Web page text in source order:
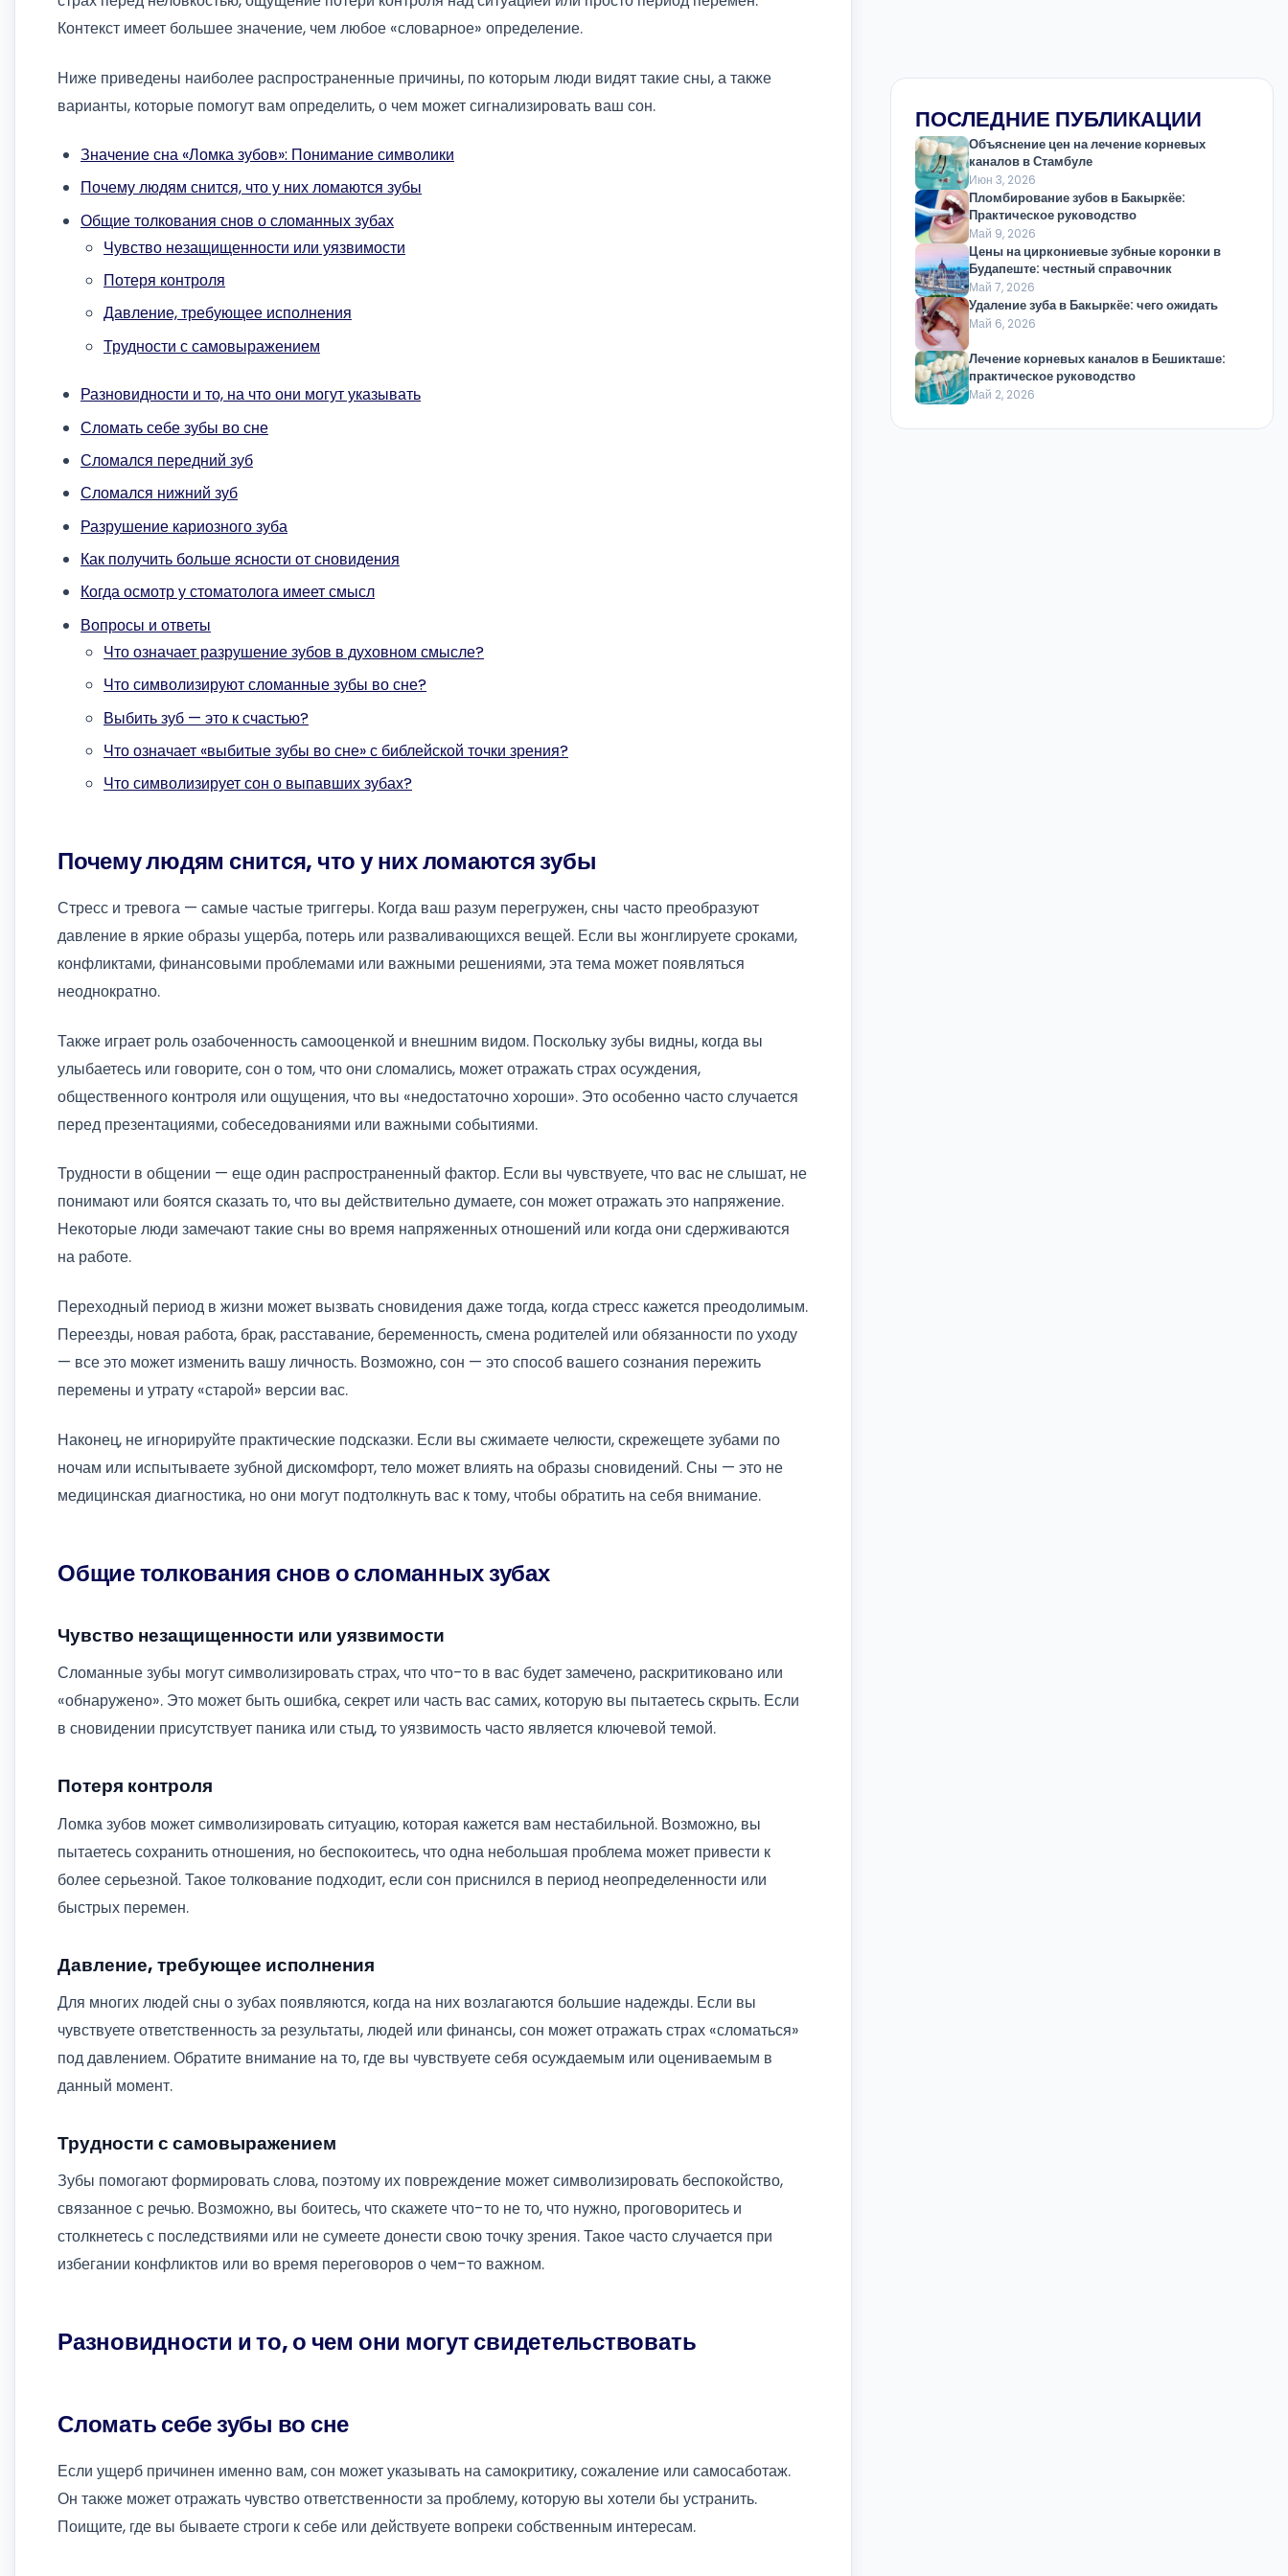
Контекст имеет большее значение, чем любое «словарное» определение.
Ниже приведены наиболее распространенные причины, по которым люди видят такие сны, а также
варианты, которые помогут вам определить, о чем может сигнализировать ваш сон.
Значение сна «Ломка зубов»: Понимание символики
Почему людям снится, что у них ломаются зубы
Общие толкования снов о сломанных зубах
Чувство незащищенности или уязвимости
Потеря контроля
Давление, требующее исполнения
Трудности с самовыражением
Разновидности и то, на что они могут указывать
Сломать себе зубы во сне
Сломался передний зуб
Сломался нижний зуб
Разрушение кариозного зуба
Как получить больше ясности от сновидения
Когда осмотр у стоматолога имеет смысл
Вопросы и ответы
Что означает разрушение зубов в духовном смысле?
Что символизируют сломанные зубы во сне?
Выбить зуб — это к счастью?
Что означает «выбитые зубы во сне» с библейской точки зрения?
Что символизирует сон о выпавших зубах?
Почему людям снится, что у них ломаются зубы
Стресс и тревога — самые частые триггеры. Когда ваш разум перегружен, сны часто преобразуют
давление в яркие образы ущерба, потерь или разваливающихся вещей. Если вы жонглируете сроками,
конфликтами, финансовыми проблемами или важными решениями, эта тема может появляться
неоднократно.
Также играет роль озабоченность самооценкой и внешним видом. Поскольку зубы видны, когда вы
улыбаетесь или говорите, сон о том, что они сломались, может отражать страх осуждения,
общественного контроля или ощущения, что вы «недостаточно хороши». Это особенно часто случается
перед презентациями, собеседованиями или важными событиями.
Трудности в общении — еще один распространенный фактор. Если вы чувствуете, что вас не слышат, не
понимают или боятся сказать то, что вы действительно думаете, сон может отражать это напряжение.
Некоторые люди замечают такие сны во время напряженных отношений или когда они сдерживаются
на работе.
Переходный период в жизни может вызвать сновидения даже тогда, когда стресс кажется преодолимым.
Переезды, новая работа, брак, расставание, беременность, смена родителей или обязанности по уходу
— все это может изменить вашу личность. Возможно, сон — это способ вашего сознания пережить
перемены и утрату «старой» версии вас.
Наконец, не игнорируйте практические подсказки. Если вы сжимаете челюсти, скрежещете зубами по
ночам или испытываете зубной дискомфорт, тело может влиять на образы сновидений. Сны — это не
медицинская диагностика, но они могут подтолкнуть вас к тому, чтобы обратить на себя внимание.
Общие толкования снов о сломанных зубах
Чувство незащищенности или уязвимости
Сломанные зубы могут символизировать страх, что что-то в вас будет замечено, раскритиковано или
«обнаружено». Это может быть ошибка, секрет или часть вас самих, которую вы пытаетесь скрыть. Если
в сновидении присутствует паника или стыд, то уязвимость часто является ключевой темой.
Потеря контроля
Ломка зубов может символизировать ситуацию, которая кажется вам нестабильной. Возможно, вы
пытаетесь сохранить отношения, но беспокоитесь, что одна небольшая проблема может привести к
более серьезной. Такое толкование подходит, если сон приснился в период неопределенности или
быстрых перемен.
Давление, требующее исполнения
Для многих людей сны о зубах появляются, когда на них возлагаются большие надежды. Если вы
чувствуете ответственность за результаты, людей или финансы, сон может отражать страх «сломаться»
под давлением. Обратите внимание на то, где вы чувствуете себя осуждаемым или оцениваемым в
данный момент.
Трудности с самовыражением
Зубы помогают формировать слова, поэтому их повреждение может символизировать беспокойство,
связанное с речью. Возможно, вы боитесь, что скажете что-то не то, что нужно, проговоритесь и
столкнетесь с последствиями или не сумеете донести свою точку зрения. Такое часто случается при
избегании конфликтов или во время переговоров о чем-то важном.
Разновидности и то, о чем они могут свидетельствовать
Сломать себе зубы во сне
Если ущерб причинен именно вам, сон может указывать на самокритику, сожаление или самосаботаж.
Он также может отражать чувство ответственности за проблему, которую вы хотели бы устранить.
Поищите, где вы бываете строги к себе или действуете вопреки собственным интересам.
ПОСЛЕДНИЕ ПУБЛИКАЦИИ
Объяснение цен на лечение корневых
каналов в Стамбуле
Июн 3, 2026
Пломбирование зубов в Бакыркёе:
Практическое руководство
Май 9, 2026
Цены на циркониевые зубные коронки в
Будапеште: честный справочник
Май 7, 2026
Удаление зуба в Бакыркёе: чего ожидать
Май 6, 2026
Лечение корневых каналов в Бешикташе:
практическое руководство
Май 2, 2026